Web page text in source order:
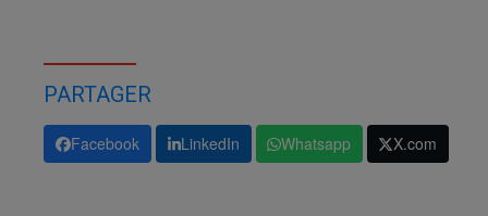
PARTAGER
Facebook LinkedIn Whatsapp X.com